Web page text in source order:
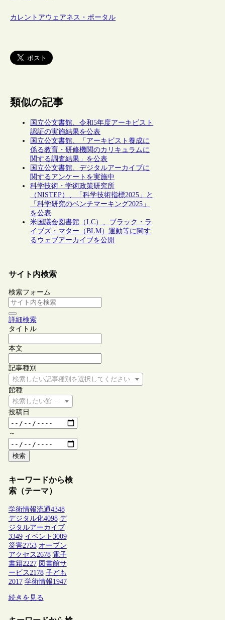
カレントアウェアネス・ポータル
類似の記事
国立公文書館、令和5年度アーキビスト
認証の実施結果を公表
国立公文書館、「アーキビスト養成に
係る教育・研修機関のカリキュラムに
関する調査結果」を公表
国立公文書館、デジタルアーカイブに
関するアンケートを実施中
科学技術・学術政策研究所
（NISTEP）、「科学技術指標2025」と
「科学研究のベンチマーキング2025」
を公表
米国議会図書館（LC）、ブラック・ラ
イブズ・マター（BLM）運動等に関す
るウェブアーカイブを公開
サイト内検索
検索フォーム
詳細検索
タイトル
本文
記事種別
検索したい記事種別を選択してください
館種
検索したい館種を選択してください
投稿日
～
検索
キーワードから検
索（テーマ）
学術情報流通4348
デジタル化4098 デ
ジタルアーカイブ
3349 イベント 3009
災害2753 オープン
アクセス 2678 電子
書籍2227 図書館サ
ービス 2178 子ども
2017 学術情報1947
続きを見る